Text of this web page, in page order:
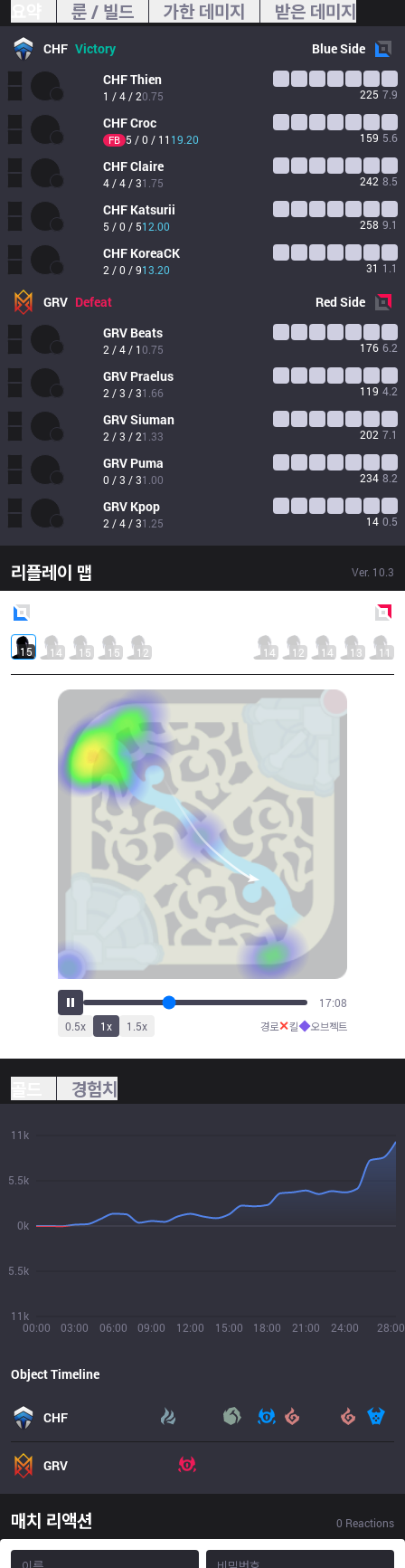
룬 / 빌드 가한 데미지 받은 데미지
CHF Victory BlueSide
CHFThien
1 / 4 / 20.75 225 7.9
CHFCroc
FB 5 / 0 / 11 19.20 159 5.6
CHFClaire
4 / 4 / 31.75 242 8.5
CHF Katsurii
5 / 0 / 512.00 258 9.1
CHF KoreaCK
2 / 0 / 913.20 31 1.1
GRV Defeat RedSide
GRV Beats
2 / 4 / 10.75 176 6.2
GRV Praelus
2 / 3 / 31.66 119 4.2
GRVSiuman
2 / 3 / 21.33 202 7.1
GRV Puma
0 / 3 / 31.00 234 8.2
GRV Kpop
2 / 4 / 31.25 14 0.5
리플레이 맵 Ver. 10.3
15 14 15 15 12 14 12 14 13 11
18:40
0.5x 1x 1.5x 경로✕킬◆오브젝트
경험치
00:00 03:00 06:00 09:00 12:00 15:00 18:00 21:00 24:00 28:00
11k
5.5k
0k
5.5k
11k
Object Timeline
CHF
GRV
매치 리액션 0 Reactions